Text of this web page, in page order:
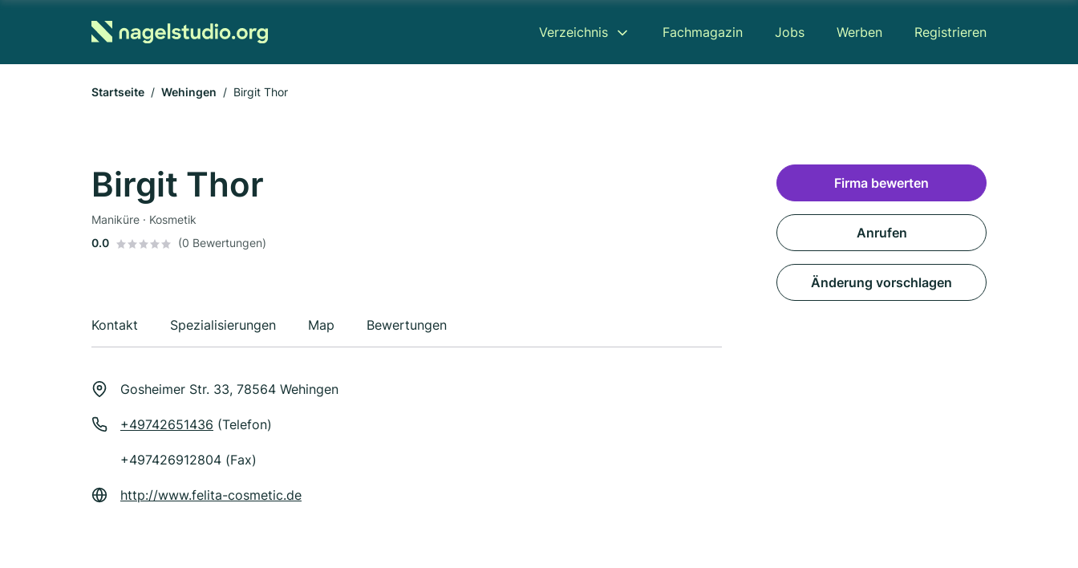
Verzeichnis Fachmagazin Jobs Werben Registrieren
Startseite Wehingen Birgit Thor
Birgit Thor
Maniküre · Kosmetik
0.0
(0 Bewertungen)
Kontakt Spezialisierungen Map Bewertungen
Gosheimer Str. 33, 78564 Wehingen
+49742651436 (Telefon)
+497426912804 (Fax)
http://www.felita-cosmetic.de
Firma bewerten
Anrufen
Änderung vorschlagen